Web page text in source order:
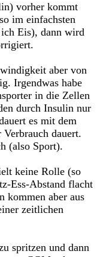
vorher kommt
im einfachsten
Eis), dann wird
aber von
Irgendwas habe
in die Zellen
durch Insulin nur
es mit dem
dauert.
(also Sport).
keine Rolle (so
Ess-Abstand flacht
kommen aber aus
zeitlichen
spritzen und dann